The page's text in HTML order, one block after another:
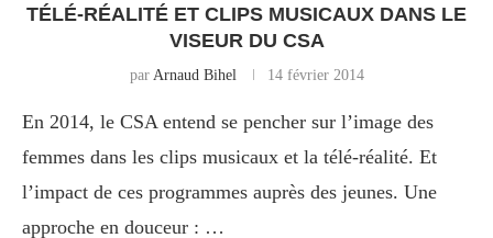
TÉLÉ-RÉALITÉ ET CLIPS MUSICAUX DANS LE
VISEUR DU CSA
par Arnaud Bihel 14 février 2014
En 2014, le CSA entend se pencher sur l’image des
femmes dans les clips musicaux et la télé-réalité. Et
l’impact de ces programmes auprès des jeunes. Une
approche en douceur : …